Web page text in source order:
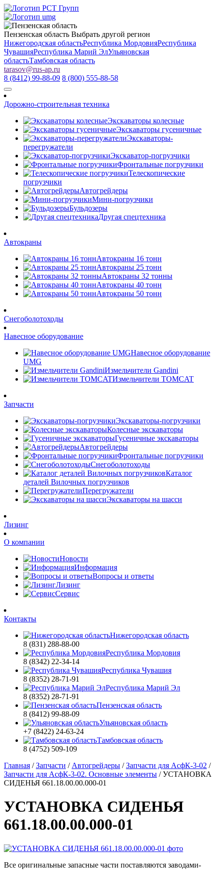
Пензенская область Выбрать другой регион
Нижегородская областьРеспублика МордовияРеспублика
ЧувашияРеспублика Марий ЭлУльяновская
областьТамбовская область
tarasov@rus-ap.ru
8 (8412) 99-88-09 8 (800) 555-88-58
Дорожно-строительная техника
Экскаваторы колесные
Экскаваторы гусеничные
Экскаваторы-
перегружатели
Экскаватор-погрузчики
Фронтальные погрузчики
Телескопические
погрузчики
Автогрейдеры
Мини-погрузчики
Бульдозеры
Другая спецтехника
Автокраны
Автокраны 16 тонн
Автокраны 25 тонн
Автокраны 32 тонны
Автокраны 40 тонн
Автокраны 50 тонн
Снегоболотоходы
Навесное оборудование
Навесное оборудование
UMG
Измельчители Gandini
Измельчители TOMCAT
Запчасти
Экскаваторы-погрузчики
Колесные экскаваторы
Гусеничные экскаваторы
Автогрейдеры
Фронтальные погрузчики
Снегоболотоходы
Каталог
деталей Вилочных погрузчиков
Перегружатели
Экскаваторы на шасси
Лизинг
О компании
Новости
Информация
Вопросы и ответы
Лизинг
Сервис
Контакты
Нижегородская область
8 (831) 288-88-00
Республика Мордовия
8 (8342) 22-34-14
Республика Чувашия
8 (8352) 28-71-91
Республика Марий Эл
8 (8352) 28-71-91
Пензенская область
8 (8412) 99-88-09
Ульяновская область
+7 (8422) 24-63-24
Тамбовская область
8 (4752) 509-109
Главная /Запчасти / Автогрейдеры /Запчасти для АсфК-3-02 /
Запчасти для АсфК-3-02. Основные элементы /УСТАНОВКА
СИДЕНЬЯ 661.18.00.00.000-01
УСТАНОВКА СИДЕНЬЯ
661.18.00.00.000-01
Все оригинальные запасные части поставляются заводами-